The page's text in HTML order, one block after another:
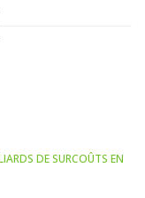
DE SURCOÛTS EN